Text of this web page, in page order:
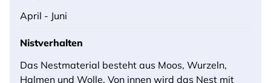
April - Juni
Nistverhalten
Das Nestmaterial besteht aus Moos, Wurzeln,
Halmen und Wolle. Von innen wird das Nest mit